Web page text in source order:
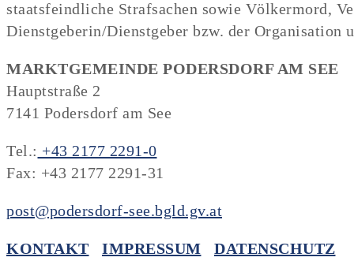
staatsfeindliche Strafsachen sowie Völkermord,
Dienstgeberin/Dienstgeber bzw. der Organisation
MARKTGEMEINDE PODERSDORF AM SEE
Hauptstraße 2
7141 Podersdorf am See
Tel.: +43 2177 2291-0
Fax: +43 2177 2291-31
post@podersdorf-see.bgld.gv.at
KONTAKT IMPRESSUM
DATENSCHUTZ